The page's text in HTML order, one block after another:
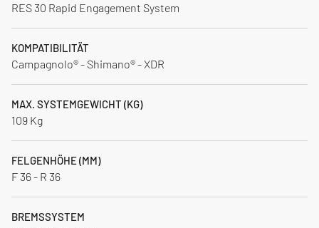
RES 30 Rapid Engagement System
KOMPATIBILITÄT
Campagnolo® - Shimano® - XDR
MAX. SYSTEMGEWICHT (KG)
109 Kg
FELGENHÖHE (MM)
F 36 - R 36
BREMSSYSTEM